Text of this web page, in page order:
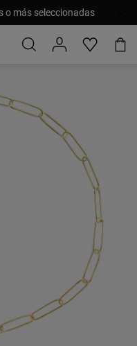
o más seleccionadas